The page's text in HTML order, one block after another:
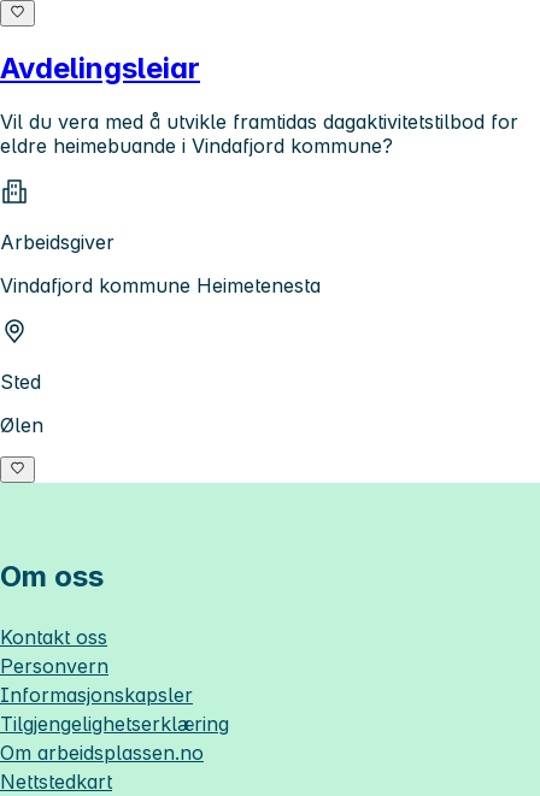
Avdelingsleiar
Vil du vera med å utvikle framtidas dagaktivitetstilbod for
eldre heimebuande i Vindafjord kommune?
Arbeidsgiver
Vindafjord kommune Heimetenesta
Sted
Ølen
Om oss
Kontakt oss
Personvern
Informasjonskapsler
Tilgjengelighetserklæring
Om arbeidsplassen.no
Nettstedkart